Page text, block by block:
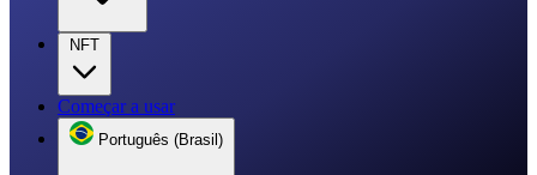
NFT
Começar a usar
Português (Brasil)